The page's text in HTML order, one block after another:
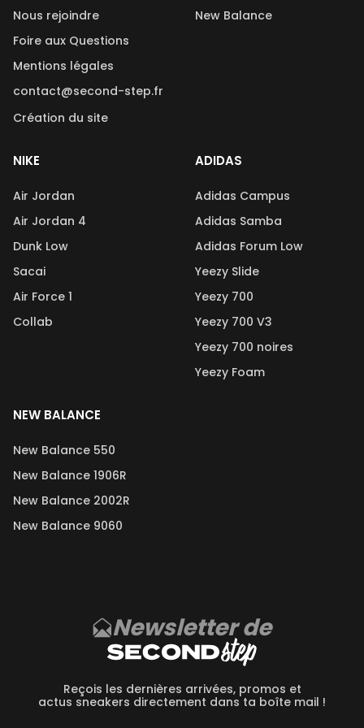
Nous rejoindre
Foire aux Questions
Mentions légales
contact@second-step.fr
Création du site
New Balance
NIKE
Air Jordan
Air Jordan 4
Dunk Low
Sacai
Air Force 1
Collab
ADIDAS
Adidas Campus
Adidas Samba
Adidas Forum Low
Yeezy Slide
Yeezy 700
Yeezy 700 V3
Yeezy 700 noires
Yeezy Foam
NEW BALANCE
New Balance 550
New Balance 1906R
New Balance 2002R
New Balance 9060
Newsletter de
Reçois les dernières arrivées, promos et
actus sneakers directement dans ta boîte mail !